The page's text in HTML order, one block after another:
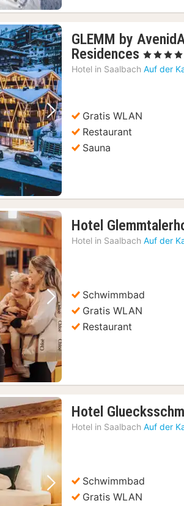
Nächstes Bild
GLEMM by
Residences 1
Nacht
, 4 Sterne
Hotel in Saalbach Auf der
Gratis WLAN
Restaurant
Sauna
Nächstes Bild
Hotel
Hotel in Saalbach Auf der
Schwimmbad
Gratis WLAN
Restaurant
Nächstes Bild
Hotel
Hotel in Saalbach Auf der
Schwimmbad
Gratis WLAN